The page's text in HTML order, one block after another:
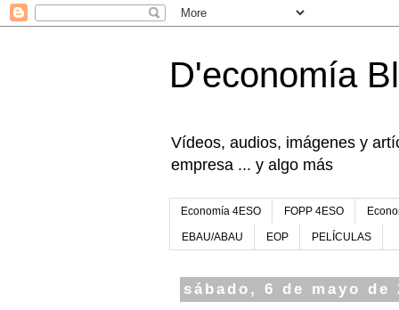
D'economía
Vídeos, audios, imágenes y
empresa ... y algo más
Economía 4ESO FOPP 4ESO
EBAU/ABAU EOP PELÍCULAS
sábado, 6 de mayo de